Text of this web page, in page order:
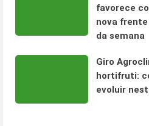
favorece
nova
da semana
Giro
hortifruti:
evoluir